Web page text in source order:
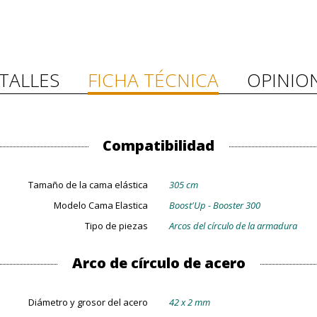
FICHA TÉCNICA
Compatibilidad
Tamaño de la cama elástica
305 cm
Modelo Cama Elastica
Boost'Up - Booster 300
Tipo de piezas
Arcos del círculo de la armadura
Arco de círculo de acero
Diámetro y grosor del acero
42 x 2 mm